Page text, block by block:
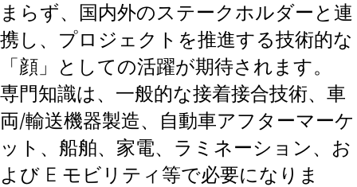
まらず、国内外のステークホルダーと連
携し、プロジェクトを推進する技術的な
「顔」としての活躍が期待されます。
専門知識は、一般的な接着接合技術、車
両/輸送機器製造、自動車アフターマーケ
ット、船舶、家電、ラミネーション、お
よび E モビリティ等で必要になりま